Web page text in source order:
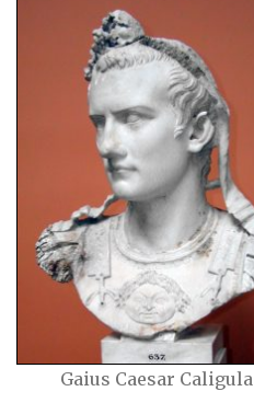
Gaius Caesar Caligula